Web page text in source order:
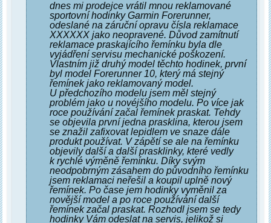
dnes mi prodejce vrátil mnou reklamované
sportovní hodinky Garmin Forerunner,
odeslané na záruční opravu čísla reklamace
XXXXXX jako neopravené. Důvod zamítnutí
reklamace praskajícího řemínku byla dle
vyjádření servisu mechanické poškození.
Vlastním již druhý model těchto hodinek, první
byl model Forerunner 10, který má stejný
řemínek jako reklamovaný model.
U předchozího modelu jsem měl stejný
problém jako u novéjšího modelu. Po více jak
roce používání začal řemínek praskat. Tehdy
se objevila první jedna prasklina, kterou jsem
se znažil zafixovat lepidlem ve snaze dále
produkt používat. V zápětí se ale na řemínku
objevily další a další prasklinky, které vedly
k rychlé výměně řemínku. Díky svým
neodpobrným zásahem do původního řemínku
jsem reklamaci neřešil a koupil uplně nový
řemínek. Po čase jem hodinky vyměnil za
novější model a po roce používání další
řemínek začal praskat. Rozhodl jsem se tedy
hodinky Vám odeslat na servis, jelikož si